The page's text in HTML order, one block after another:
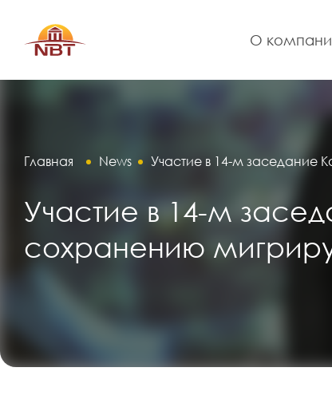
О
Главная News Участие в 14-м заседание
Участие в 14-м
сохранению